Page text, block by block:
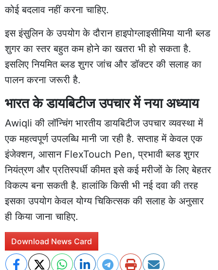
कोई बदलाव नहीं करना चाहिए.
इस इंसुलिन के उपयोग के दौरान हाइपोग्लाइसीमिया यानी ब्लड
शुगर का स्तर बहुत कम होने का खतरा भी हो सकता है.
इसलिए नियमित ब्लड शुगर जांच और डॉक्टर की सलाह का
पालन करना जरूरी है.
भारत के डायबिटीज उपचार में नया अध्याय
Awiqli की लॉन्चिंग भारतीय डायबिटीज उपचार व्यवस्था में
एक महत्वपूर्ण उपलब्धि मानी जा रही है. सप्ताह में केवल एक
इंजेक्शन, आसान FlexTouch Pen, प्रभावी ब्लड शुगर
नियंत्रण और प्रतिस्पर्धी कीमत इसे कई मरीजों के लिए बेहतर
विकल्प बना सकती है. हालांकि किसी भी नई दवा की तरह
इसका उपयोग केवल योग्य चिकित्सक की सलाह के अनुसार
ही किया जाना चाहिए.
Download News Card